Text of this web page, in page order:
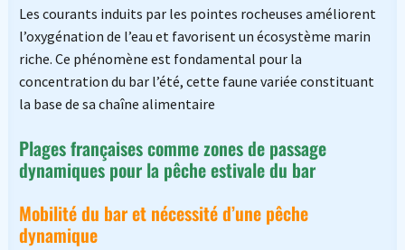
Les courants induits par les pointes rocheuses améliorent
l’oxygénation de l’eau et favorisent un écosystème marin
riche. Ce phénomène est fondamental pour la
concentration du bar l’été, cette faune variée constituant
la base de sa chaîne alimentaire
Plages françaises comme zones de passage
dynamiques pour la pêche estivale du bar
Mobilité du bar et nécessité d’une pêche
dynamique